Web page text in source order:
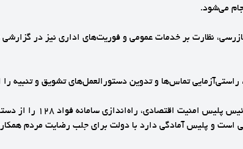
می‌شود.
نظارت بر خدمات عمومی و فوریت‌های اداری نیز در
تماس‌ها و تدوین دستورالعمل‌های تشویق و تنبیه
است و پلیس آمادگی دارد با دولت برای جلب رضایت مردم